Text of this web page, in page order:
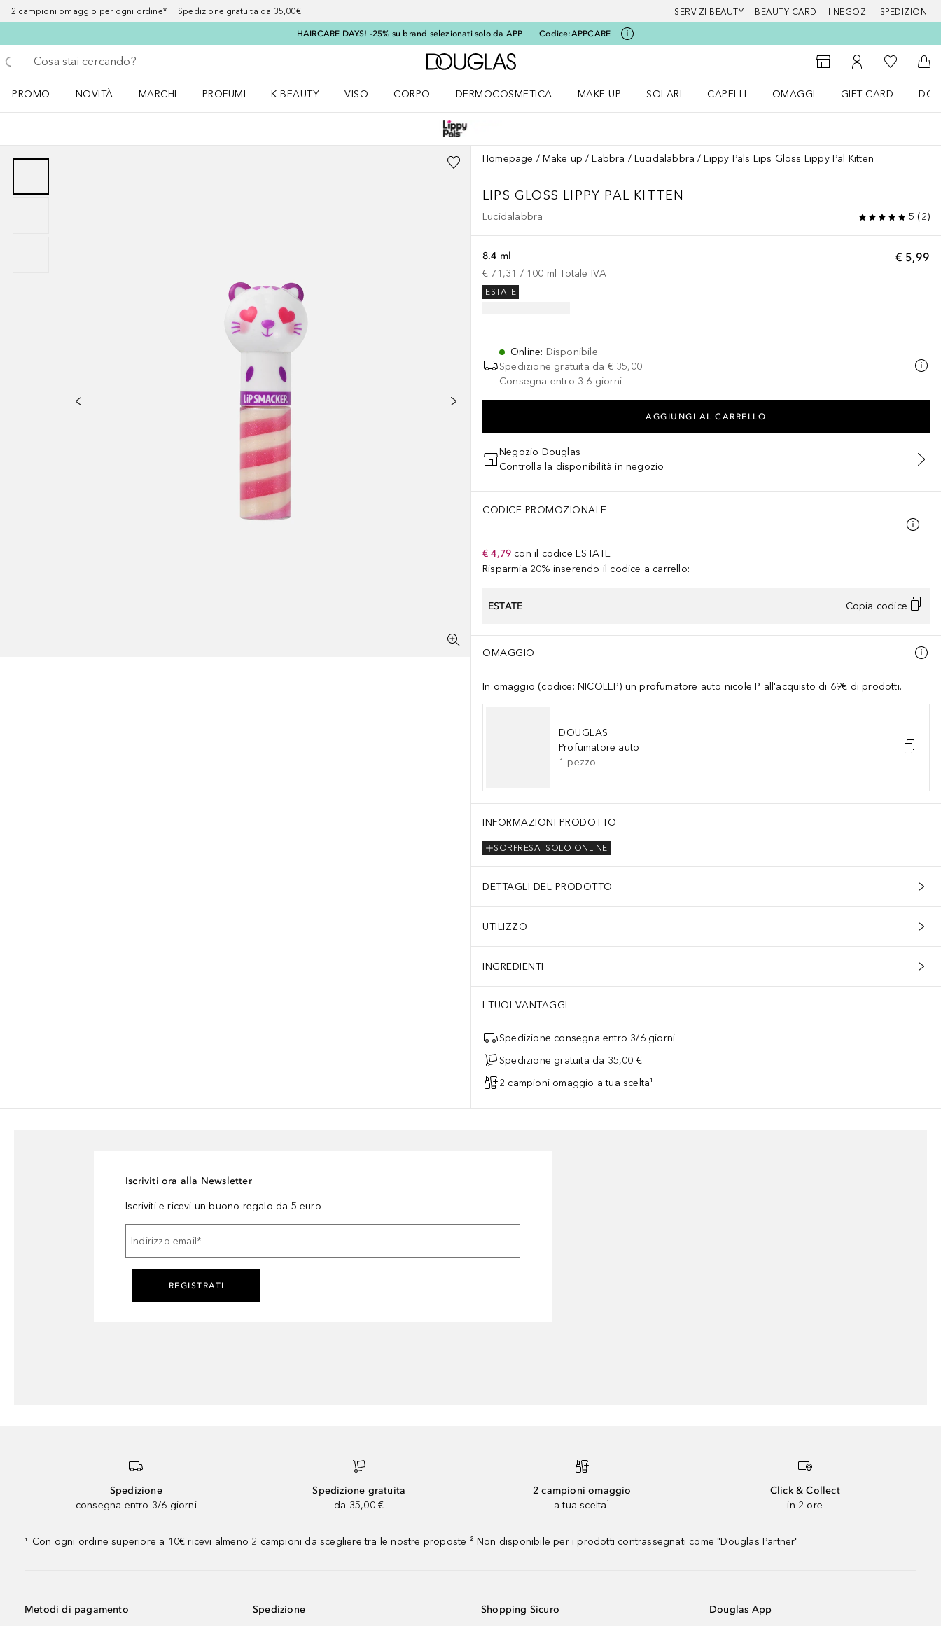
2 campioni omaggio per ogni ordine* Spedizione gratuita da 35,00€ SERVIZI BEAUTY BEAUTY CARD I NEGOZI SPEDIZIONI
HAIRCARE DAYS! -25% su brand selezionati solo da APP Codice:APPCARE
Torna indietro
Esegui ricerca
A Douglas Home
StorefinderAl Mio Account
Alla Mia
Al
PROMO
NOVITÀ
MARCHI
PROFUMI
K-BEAUTY
VISO
CORPO
DERMOCOSMETICA
MAKE UP
SOLARI
CAPELLI
OMAGGI
GIFT CARD
Homepage Make up Labbra Lucidalabbra Lippy Pals Lips Gloss Lippy Pal Kitten
LIPS GLOSS LIPPY PAL KITTEN
Lucidalabbra 5 (2)
€ 5,99
8.4 ml
€ 71,31 / 100 ml Totale IVA
ESTATE
Online: Disponibile
Spedizione gratuita da € 35,00
Consegna entro 3-6 giorni
AGGIUNGI AL CARRELLO
Negozio Douglas
Controlla la disponibilità in negozio
CODICE PROMOZIONALE
€ 4,79 con il codice ESTATE
Risparmia 20% inserendo il codice a carrello:
ESTATE Copia codice
OMAGGIO
In omaggio (codice: NICOLEP) un profumatore auto nicole P all'acquisto di 69€ di prodotti.
DOUGLAS
Profumatore auto
1 pezzo
INFORMAZIONI PRODOTTO
SOLO ONLINE
SORPRESA
DETTAGLI DEL PRODOTTO
UTILIZZO
INGREDIENTI
I TUOI VANTAGGI
Spedizione consegna entro 3/6 giorni
Spedizione gratuita da 35,00 €
2 campioni omaggio a tua scelta¹
Iscriviti ora alla Newsletter
Iscriviti e ricevi un buono regalo da 5 euro
Indirizzo email *
REGISTRATI
Spedizione
consegna entro 3/6 giorni
Spedizione gratuita
da 35,00 €
2 campioni omaggio
a tua scelta¹
Click & Collect
in 2 ore
¹ Con ogni ordine superiore a 10€ ricevi almeno 2 campioni da scegliere tra le nostre proposte ² Non disponibile per i prodotti contrassegnati come "Douglas Partner"
Metodi di pagamento Spedizione Shopping Sicuro Douglas App